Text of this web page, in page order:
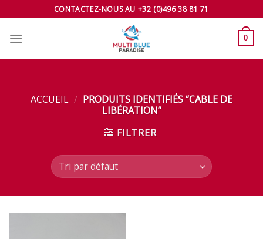
to
content
CONTACTEZ-NOUS AU +32 (0)496 38 81 71
0
ACCUEIL / PRODUITS IDENTIFIÉS “CABLE DE
LIBÉRATION”
FILTRER